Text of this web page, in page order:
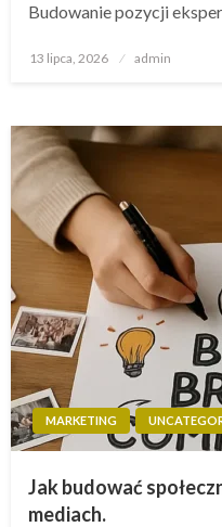
Budowanie pozycji
Opublikowane
13 lipca, 2026 admin
MARKETING
Jak budować
mediach.